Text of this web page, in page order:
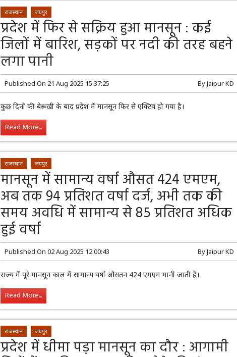
राजस्थान जयपुर
प्रदेश में फिर से सक्रिय हुआ मानसून : कई
जिलों में बारिश, सड़कों पर नदी की तरह बहने
लगा पानी
Published On 21 Aug 2025 15:37:25 ByJaipur KD
कुछ दिनों की बेरूखी के बाद प्रदेश में मानसून फिर से एक्टिव हो गया है।
Read More...
राजस्थान जयपुर
मानसून में सामान्य वर्षा औसत 424 एमएम,
अब तक 94 प्रतिशत वर्षा दर्ज, अभी तक की
समय अवधि में सामान्य से 85 प्रतिशत अधिक
हुई वर्षा
Published On 02 Aug 2025 12:00:43 ByJaipur KD
राज्य में पूरे मानसून काल में सामान्य वर्षा औसतन 424 एमएम मानी जाती है।
Read More...
राजस्थान जयपुर
प्रदेश में धीमा पड़ा मानसून का दौर : आगामी